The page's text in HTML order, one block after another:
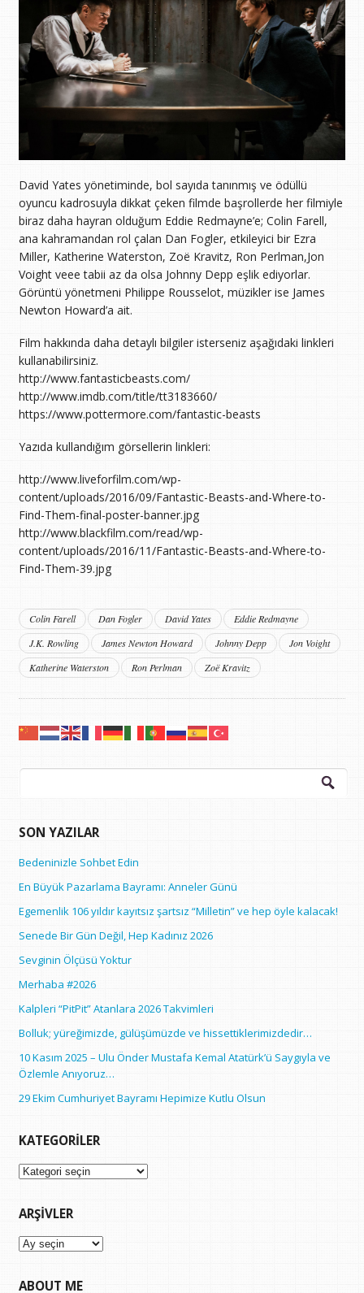
David Yates yönetiminde, bol sayıda tanınmış ve ödüllü
oyuncu kadrosuyla dikkat çeken filmde başrollerde her filmiyle
biraz daha hayran olduğum Eddie Redmayne’e; Colin Farell,
ana kahramandan rol çalan Dan Fogler, etkileyici bir Ezra
Miller, Katherine Waterston, Zoë Kravitz, Ron Perlman,Jon
Voight veee tabii az da olsa Johnny Depp eşlik ediyorlar.
Görüntü yönetmeni Philippe Rousselot, müzikler ise James
Newton Howard’a ait.
Film hakkında daha detaylı bilgiler isterseniz aşağıdaki linkleri
kullanabilirsiniz.
http://www.fantasticbeasts.com/
http://www.imdb.com/title/tt3183660/
https://www.pottermore.com/fantastic-beasts
Yazıda kullandığım görsellerin linkleri:
http://www.liveforfilm.com/wp-
content/uploads/2016/09/Fantastic-Beasts-and-Where-to-
Find-Them-final-poster-banner.jpg
http://www.blackfilm.com/read/wp-
content/uploads/2016/11/Fantastic-Beasts-and-Where-to-
Find-Them-39.jpg
Colin Farell Dan Fogler David Yates
Eddie Redmayne
J.K. Rowling
James Newton Howard Johnny Depp
Jon Voight
Katherine Waterston
Ron Perlman Zoë Kravitz
Arama:
SON YAZILAR
Bedeninizle Sohbet Edin
En Büyük Pazarlama Bayramı: Anneler Günü
Egemenlik 106 yıldır kayıtsız şartsız “Milletin” ve hep öyle kalacak!
Senede Bir Gün Değil, Hep Kadınız 2026
Sevginin Ölçüsü Yoktur
Merhaba #2026
Kalpleri “PitPit” Atanlara 2026 Takvimleri
Bolluk; yüreğimizde, gülüşümüzde ve hissettiklerimizdedir…
10 Kasım 2025 – Ulu Önder Mustafa Kemal Atatürk’ü Saygıyla ve
Özlemle Anıyoruz…
29 Ekim Cumhuriyet Bayramı Hepimize Kutlu Olsun
KATEGORILER
Kategoriler
ARŞIVLER
Arşivler
ABOUT ME